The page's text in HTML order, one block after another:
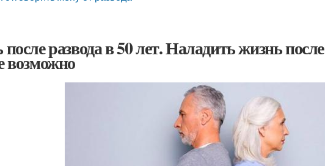
развода в 50 лет. Наладить жизнь
возможно